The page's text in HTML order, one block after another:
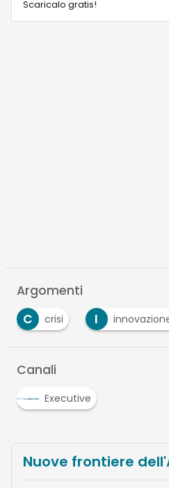
Scaricalo gratis!
Argomenti
C
crisi I innovazione
Canali
Executive
Nuove frontiere